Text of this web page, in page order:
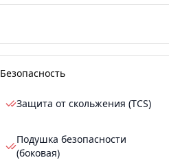
Безопасность
Защита от скольжения (TCS)
Подушка безопасности
(боковая)